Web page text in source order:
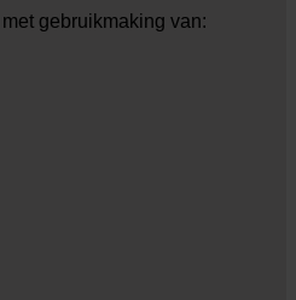
gebruikmaking van: